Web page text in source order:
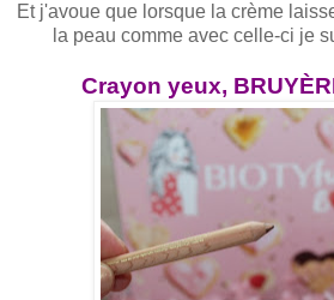
Et j'avoue que lorsque la crème
la peau comme avec celle-ci je
Crayon yeux,